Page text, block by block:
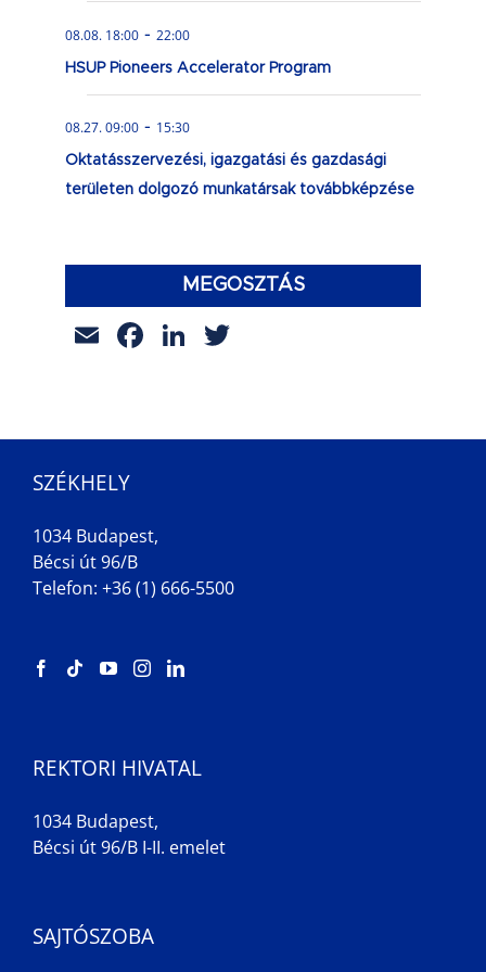
08.08. 18:00 - 22:00
HSUP Pioneers Accelerator Program
08.27. 09:00 - 15:30
Oktatásszervezési, igazgatási és gazdasági
területen dolgozó munkatársak továbbképzése
MEGOSZTÁS
EmailFacebook
LinkedIn
SZÉKHELY
1034 Budapest,
Bécsi út 96/B
Telefon: +36 (1) 666-5500
REKTORI HIVATAL
1034 Budapest,
Bécsi út 96/B I-II. emelet
SAJTÓSZOBA